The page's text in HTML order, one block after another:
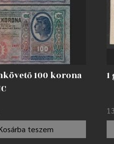
100 korona
teszem
1